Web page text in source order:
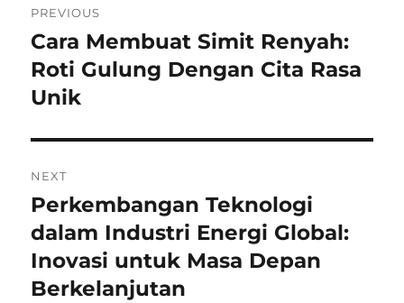
pos
PREVIOUS
Previous
post:
Cara Membuat Simit Renyah:
Roti Gulung Dengan Cita Rasa
Unik
NEXT
Next
post:
Perkembangan Teknologi
dalam Industri Energi Global:
Inovasi untuk Masa Depan
Berkelanjutan